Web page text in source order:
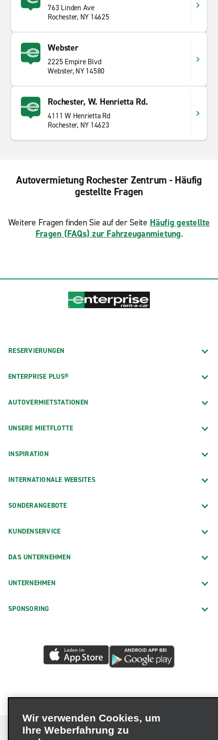
763 Linden Ave
Rochester, NY 14625
Webster
2225 Empire Blvd
Webster, NY 14580
Rochester, W. Henrietta Rd.
4111 W Henrietta Rd
Rochester, NY 14623
Autovermietung Rochester Zentrum - Häufig
gestellte Fragen
Weitere Fragen finden Sie auf der Seite Häufig gestellte
Fragen (FAQs) zur Fahrzeuganmietung.
RESERVIERUNGEN
ENTERPRISE PLUS®
AUTOVERMIETSTATIONEN
UNSERE MIETFLOTTE
INSPIRATION
INTERNATIONALE WEBSITES
SONDERANGEBOTE
KUNDENSERVICE
DAS UNTERNEHMEN
UNTERNEHMEN
SPONSORING
Wir verwenden Cookies, um
Ihre Weberfahrung zu